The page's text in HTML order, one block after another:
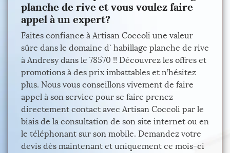
planche de rive et vous voulez faire
appel à un expert?
Faites confiance à Artisan Coccoli une valeur
sûre dans le domaine d` habillage planche de rive
à Andresy dans le 78570 !! Découvrez les offres et
promotions à des prix imbattables et n’hésitez
plus. Nous vous conseillons vivement de faire
appel à son service pour se faire prenez
directement contact avec Artisan Coccoli par le
biais de la consultation de son site internet ou en
le téléphonant sur son mobile. Demandez votre
devis dès maintenant et uniquement ce mois-ci